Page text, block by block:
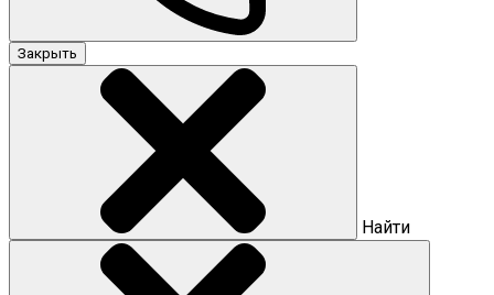
Закрыть
Найти